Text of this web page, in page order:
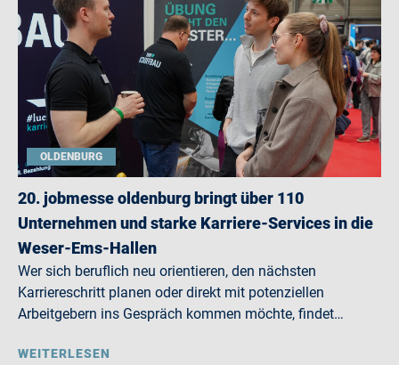
OLDENBURG
20. jobmesse oldenburg bringt über 110
Unternehmen und starke Karriere-Services in die
Weser-Ems-Hallen
Wer sich beruflich neu orientieren, den nächsten
Karriereschritt planen oder direkt mit potenziellen
Arbeitgebern ins Gespräch kommen möchte, findet…
WEITERLESEN